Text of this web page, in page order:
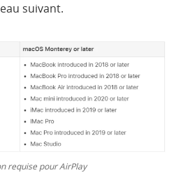
suivant.
requise pour AirPlay